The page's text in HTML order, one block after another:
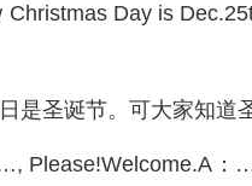
Day is
是圣诞节。可大家知道
Please!Welcome.A：